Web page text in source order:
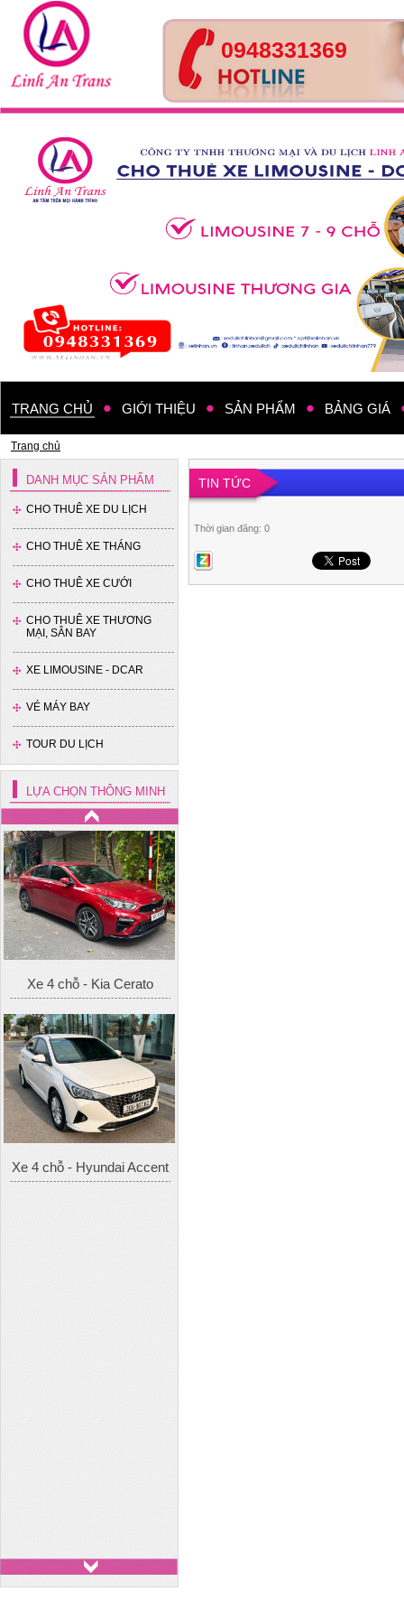
0948331369
TRANG CHỦ GIỚI THIỆU SẢN PHẨM BẢNG GIÁ
Trang chủ
DANH MỤC SẢN PHẨM
CHO THUÊ XE DU LỊCH
CHO THUÊ XE THÁNG
CHO THUÊ XE CƯỚI
CHO THUÊ XE THƯƠNG
MẠI, SÂN BAY
XE LIMOUSINE - DCAR
VÉ MÁY BAY
TOUR DU LỊCH
LỰA CHỌN THÔNG MINH
Xe 4 chỗ - Kia Cerato
Xe 4 chỗ - Hyundai Accent
TIN TỨC
Thời gian đăng: 0